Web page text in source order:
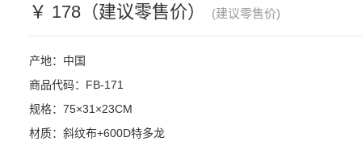
￥ 178（建议零售价） (建议零售价)
产地：中国
商品代码：FB-171
规格：75×31×23CM
材质：斜纹布+600D特多龙